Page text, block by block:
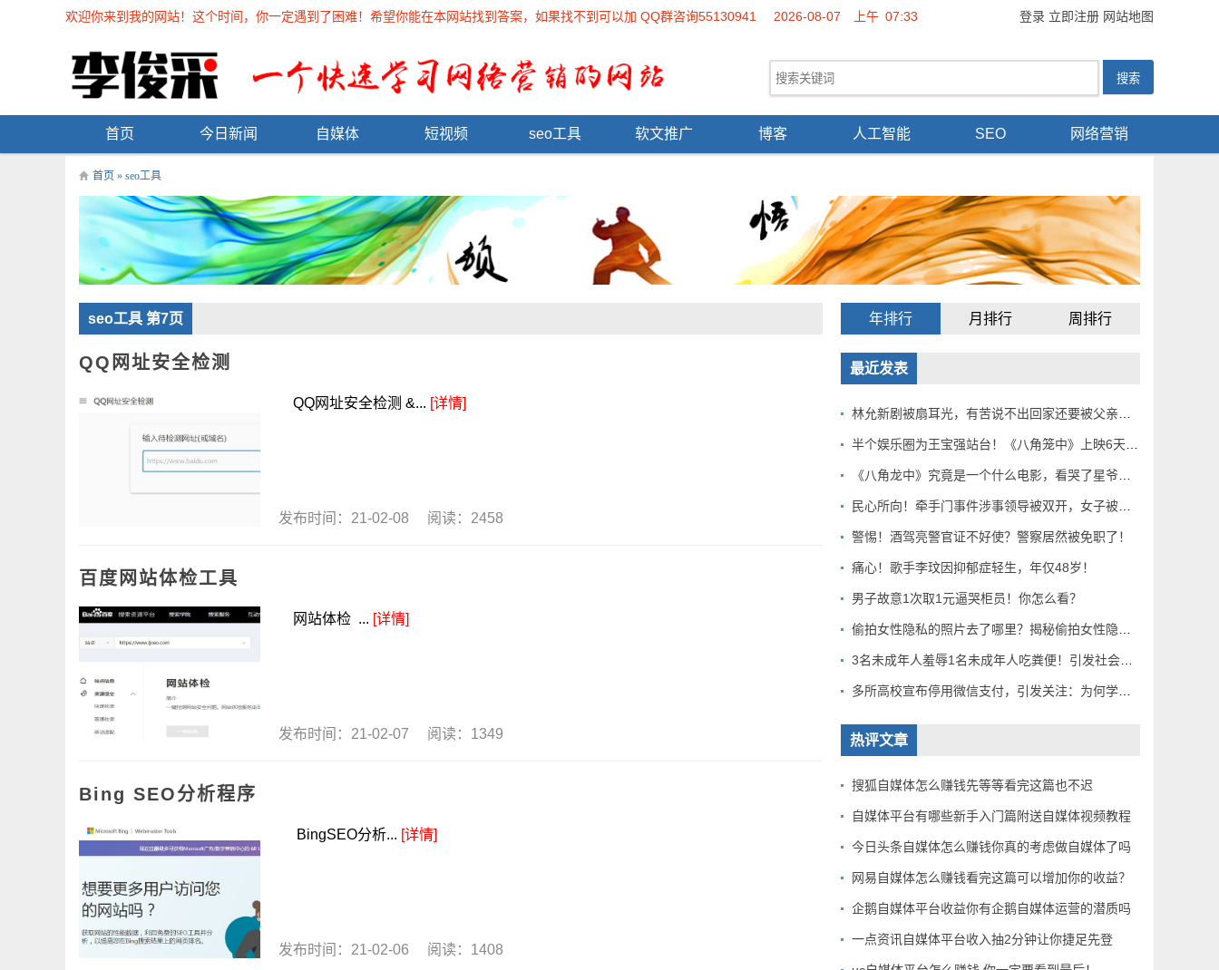
登录 立即注册 网站地图
欢迎你来到我的网站！这个时间，你一定遇到了困难！希望你能在本网站找到答案，如果找不到可以加 QQ群咨询55130941 2026-08-07 上午 07:33
首页 今日新闻 自媒体 短视频 seo工具 软文推广 博客 人工智能 SEO 网络营销
首页 » seo工具
seo工具 第7页
QQ网址安全检测
QQ网址安全检测 &... [详情]
发布时间：21-02-08 阅读：2458
百度网站体检工具
网站体检 ... [详情]
发布时间：21-02-07 阅读：1349
Bing SEO分析程序
BingSEO分析... [详情]
发布时间：21-02-06 阅读：1408
年排行 月排行 周排行
最近发表
警惕！酒驾亮警官证不好使？警察居然被免职了！
痛心！歌手李玟因抑郁症轻生，年仅48岁！
男子故意1次取1元逼哭柜员！你怎么看？
热评文章
搜狐自媒体怎么赚钱先等等看完这篇也不迟
自媒体平台有哪些新手入门篇附送自媒体视频教程
今日头条自媒体怎么赚钱你真的考虑做自媒体了吗
网易自媒体怎么赚钱看完这篇可以增加你的收益？
企鹅自媒体平台收益你有企鹅自媒体运营的潜质吗
一点资讯自媒体平台收入抽2分钟让你捷足先登